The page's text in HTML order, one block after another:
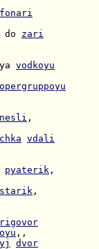
fonari
do zari
vodkoyu
opergruppoyu
vdali
pyaterik
starik
dvor